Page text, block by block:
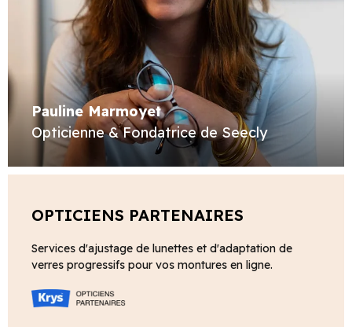
Pauline Marmoyet
Opticienne & Fondatrice de Seecly
OPTICIENS PARTENAIRES
Services d'ajustage de lunettes et d'adaptation de
verres progressifs pour vos montures en ligne.